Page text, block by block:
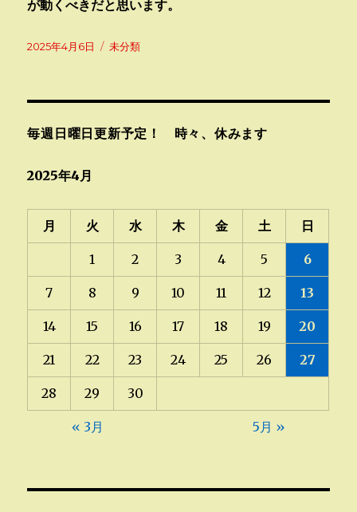
が動くべきだと思います。
投
2025年4月6日
カ
未分類
毎週日曜日更新予定！ 時々、休みます
2025年4月
月 火 水 木 金 土 日
1 2 3 4 5 6
7 8 9 10 11 12 13
14 15 16 17 18 19 20
21 22 23 24 25 26 27
28 29 30
« 3月 5月 »